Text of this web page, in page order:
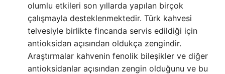
olumlu etkileri son yıllarda yapılan birçok
çalışmayla desteklenmektedir. Türk kahvesi
telvesiyle birlikte fincanda servis edildiği için
antioksidan açısından oldukça zengindir.
Araştırmalar kahvenin fenolik bileşikler ve diğer
antioksidanlar açısından zengin olduğunu ve bu